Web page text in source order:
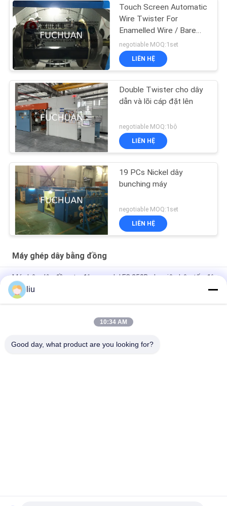
Touch Screen Automatic
Wire Twister For
Enamelled Wire / Bare
Copper Wires
negotiable MOQ:1set
LIÊN HỆ
Double Twister cho dây
dẫn và lõi cáp đặt lên
negotiable MOQ:1bộ
LIÊN HỆ
19 PCs Nickel dây
bunching máy
negotiable MOQ:1set
LIÊN HỆ
Máy ghép dây bằng đồng
Máy bện dây đồng tự động model FC 250B cho việc bện tốc độ
cao các dây dẫn siêu nhỏ
Fuchuan 800 Tốc độ cao đồng dây gấp đôi xoắn Stranding
liu
10:34 AM
Good day, what product are you looking for?